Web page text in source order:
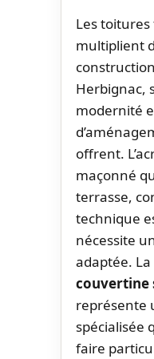
Les toitures
multiplient
Herbignac,
modernité
offrent.
maçonné
terrasse,
technique
nécessite
adaptée. La
couvertine
représente
spécialisée
faire